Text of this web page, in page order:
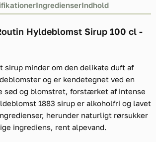
IngredienserIndhold
Hyldeblomst Sirup 100 cl -
sirup minder om den delikate duft af
og er kendetegnet ved en
sød og blomstret, forstærket af intense
1883 sirup er alkoholfri og lavet
herunder naturligt rørsukker
ingrediens, rent alpevand.